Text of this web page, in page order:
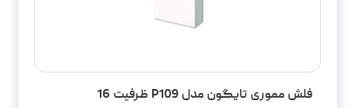
فلش مموری تایگون مدل P109 ظرفیت 16